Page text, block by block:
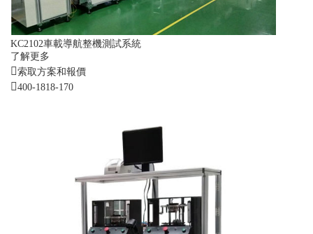
KC2102車載導航整機測試系統
了解更多
索取方案和報價
400-1818-170